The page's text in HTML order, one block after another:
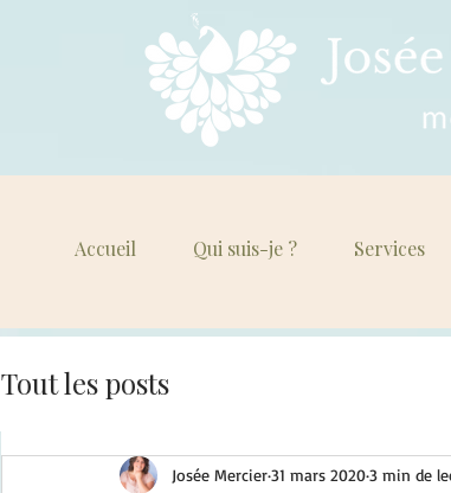
Accueil Qui suis-je ? Services
Tout les posts
Josée Mercier31 mars 20203 min de